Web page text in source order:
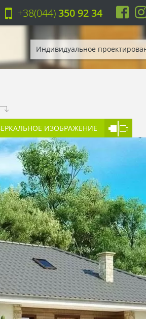
+38(044)350 92 34
Индивидуальное
ИЗОБРАЖЕНИЕ